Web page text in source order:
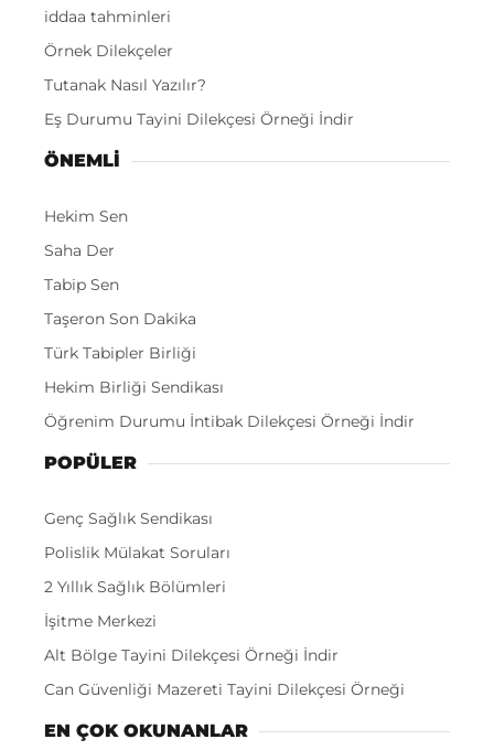
iddaa tahminleri
Örnek Dilekçeler
Tutanak Nasıl Yazılır?
Eş Durumu Tayini Dilekçesi Örneği İndir
ÖNEMLI
Hekim Sen
Saha Der
Tabip Sen
Taşeron Son Dakika
Türk Tabipler Birliği
Hekim Birliği Sendikası
Öğrenim Durumu İntibak Dilekçesi Örneği İndir
POPÜLER
Genç Sağlık Sendikası
Polislik Mülakat Soruları
2 Yıllık Sağlık Bölümleri
İşitme Merkezi
Alt Bölge Tayini Dilekçesi Örneği İndir
Can Güvenliği Mazereti Tayini Dilekçesi Örneği
EN ÇOK OKUNANLAR